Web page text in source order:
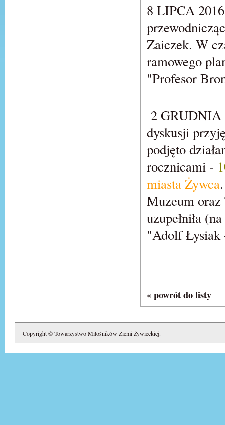
8 LIPCA
Zaiczek. W
ramowego
"Profesor
2 GRUDNIA
dyskusji
podjęto
rocznicami -
miasta Żywca
Muzeum
uzupełniła
"Adolf
« powrót do listy
Copyright © Towarzystwo Miłośników Ziemi Żywieckiej.